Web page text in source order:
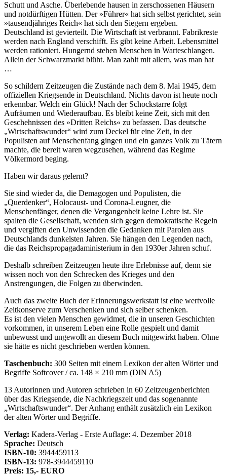
Schutt und Asche. Überlebende hausen in zerschossenen Häusern
und notdürftigen Hütten. Der »Führer« hat sich selbst gerichtet, sein
»tausendjähriges Reich« hat sich den Siegern ergeben.
Deutschland ist gevierteilt. Die Wirtschaft ist verbrannt. Fabrikreste
werden nach England verschifft. Es gibt keine Arbeit. Lebensmittel
werden rationiert. Hungernd stehen Menschen in Warteschlangen.
Allein der Schwarzmarkt blüht. Man zahlt mit allem, was man hat
…
So schildern Zeitzeugen die Zustände nach dem 8. Mai 1945, dem
offiziellen Kriegsende in Deutschland. Nichts davon ist heute noch
erkennbar. Welch ein Glück! Nach der Schockstarre folgt
Aufräumen und Wiederaufbau. Es bleibt keine Zeit, sich mit den
Geschehnissen des »Dritten Reichs« zu befassen. Das deutsche
Wirtschaftswunder
wird zum Deckel für eine Zeit, in der
Populisten auf Menschenfang gingen und ein ganzes Volk zu Tätern
machte, die bereit waren wegzusehen, während das Regime
Völkermord beging.
Haben wir daraus gelernt?
Sie sind wieder da, die Demagogen und Populisten, die
Querdenker , Holocaust- und Corona-Leugner, die
Menschenfänger, denen die Vergangenheit keine Lehre ist. Sie
spalten die Gesellschaft, wenden sich gegen demokratische Regeln
und vergiften den Unwissenden die Gedanken mit Parolen aus
Deutschlands dunkelsten Jahren. Sie hängen den Legenden nach,
die das Reichspropagadaministerium in den 1930er Jahren schuf.
Deshalb schreiben Zeitzeugen heute ihre Erlebnisse auf, denn sie
wissen noch von den Schrecken des Krieges und den
Anstrengungen, die Folgen zu überwinden.
Auch das zweite Buch der Erinnerungswerkstatt ist eine wertvolle
Zeitkonserve zum Verschenken und sich selber schenken.
Es ist den vielen Menschen gewidmet, die in unseren Geschichten
vorkommen, in unserem Leben eine Rolle gespielt und damit
unbewusst und ungewollt an diesem Buch mitgewirkt haben. Ohne
sie hätte es nicht geschrieben werden können.
Taschenbuch: 300 Seiten mit einem Lexikon der alten Wörter und
Begriffe Softcover / ca. 148 × 210 mm (DIN A5)
13 Autorinnen und Autoren schrieben in 60 Zeitzeugenberichten
über das Kriegsende, die Nachkriegszeit und das sogenannte
Wirtschaftswunder . Der Anhang enthält zusätzlich ein Lexikon
der alten Wörter und Begriffe.
Verlag: Kadera-Verlag - Erste Auflage: 4. Dezember 2018
Sprache: Deutsch
ISBN-10: 3944459113
ISBN-13: 978-3944459110
Preis: 15,- EURO